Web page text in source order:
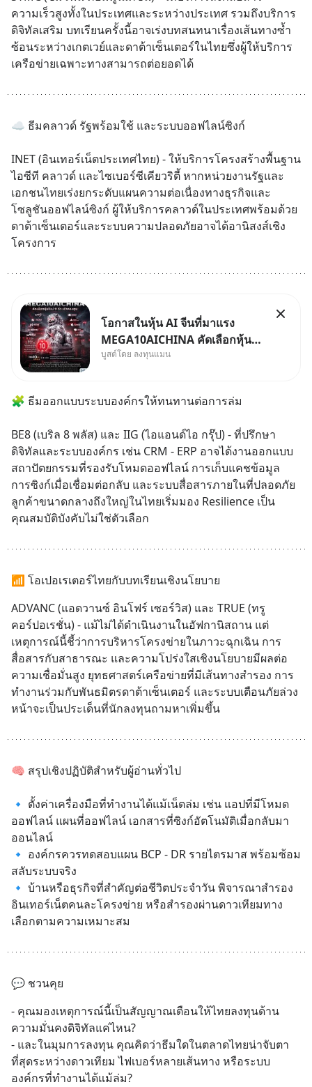
ความเร็วสูงทั้งในประเทศและระหว่างประเทศ รวมถึงบริการ
ดิจิทัลเสริม บทเรียนครั้งนี้อาจเร่งบทสนทนาเรื่องเส้นทางซ้ำ
ซ้อนระหว่างเกตเวย์และดาต้าเซ็นเตอร์ในไทยซึ่งผู้ให้บริการ
เครือข่ายเฉพาะทางสามารถต่อยอดได้
☁️ ธีมคลาวด์ รัฐพร้อมใช้ และระบบออฟไลน์ซิงก์
INET (อินเทอร์เน็ตประเทศไทย) - ให้บริการโครงสร้างพื้นฐาน
ไอซีที คลาวด์ และไซเบอร์ซีเคียวริตี้ หากหน่วยงานรัฐและ
เอกชนไทยเร่งยกระดับแผนความต่อเนื่องทางธุรกิจและ
โซลูชันออฟไลน์ซิงก์ ผู้ให้บริการคลาวด์ในประเทศพร้อมด้วย
ดาต้าเซ็นเตอร์และระบบความปลอดภัยอาจได้อานิสงส์เชิง
โครงการ
โอกาสในหุ้น AI จีนที่มาแรง
MEGA10AICHINA คัดเลือกหุ้น
ใหม่ 9 ตัว เข้ากองทุน.. ครอบคลุม
50% ค่าธรรมเนียมซื้อ | ยอด 2
บูสต์โดย ลงทุนแมน
🧩 ธีมออกแบบระบบองค์กรให้ทนทานต่อการล่ม
BE8 (เบริล 8 พลัส) และ IIG (ไอแอนด์ไอ กรุ๊ป) - ที่ปรึกษา
ดิจิทัลและระบบองค์กร เช่น CRM - ERP อาจได้งานออกแบบ
สถาปัตยกรรมที่รองรับโหมดออฟไลน์ การเก็บแคชข้อมูล
การซิงก์เมื่อเชื่อมต่อกลับ และระบบสื่อสารภายในที่ปลอดภัย
ลูกค้าขนาดกลางถึงใหญ่ในไทยเริ่มมอง Resilience เป็น
คุณสมบัติบังคับไม่ใช่ตัวเลือก
📶 โอเปอเรเตอร์ไทยกับบทเรียนเชิงนโยบาย
ADVANC (แอดวานซ์ อินโฟร์ เซอร์วิส) และ TRUE (ทรู
คอร์ปอเรชั่น) - แม้ไม่ได้ดำเนินงานในอัฟกานิสถาน แต่
เหตุการณ์นี้ชี้ว่าการบริหารโครงข่ายในภาวะฉุกเฉิน การ
สื่อสารกับสาธารณะ และความโปร่งใสเชิงนโยบายมีผลต่อ
ความเชื่อมั่นสูง ยุทธศาสตร์เครือข่ายที่มีเส้นทางสำรอง การ
ทำงานร่วมกับพันธมิตรดาต้าเซ็นเตอร์ และระบบเตือนภัยล่วง
หน้าจะเป็นประเด็นที่นักลงทุนถามหาเพิ่มขึ้น
🧠 สรุปเชิงปฏิบัติสำหรับผู้อ่านทั่วไป
🔹 ตั้งค่าเครื่องมือที่ทำงานได้แม้เน็ตล่ม เช่น แอปที่มีโหมด
ออฟไลน์ แผนที่ออฟไลน์ เอกสารที่ซิงก์อัตโนมัติเมื่อกลับมา
ออนไลน์
🔹 องค์กรควรทดสอบแผน BCP - DR รายไตรมาส พร้อมซ้อม
สลับระบบจริง
🔹 บ้านหรือธุรกิจที่สำคัญต่อชีวิตประจำวัน พิจารณาสำรอง
อินเทอร์เน็ตคนละโครงข่าย หรือสำรองผ่านดาวเทียมทาง
เลือกตามความเหมาะสม
💬 ชวนคุย
- คุณมองเหตุการณ์นี้เป็นสัญญาณเตือนให้ไทยลงทุนด้าน
ความมั่นคงดิจิทัลแค่ไหน?
- และในมุมการลงทุน คุณคิดว่าธีมใดในตลาดไทยน่าจับตา
ที่สุดระหว่างดาวเทียม ไฟเบอร์หลายเส้นทาง หรือระบบ
องค์กรที่ทำงานได้แม้ล่ม?